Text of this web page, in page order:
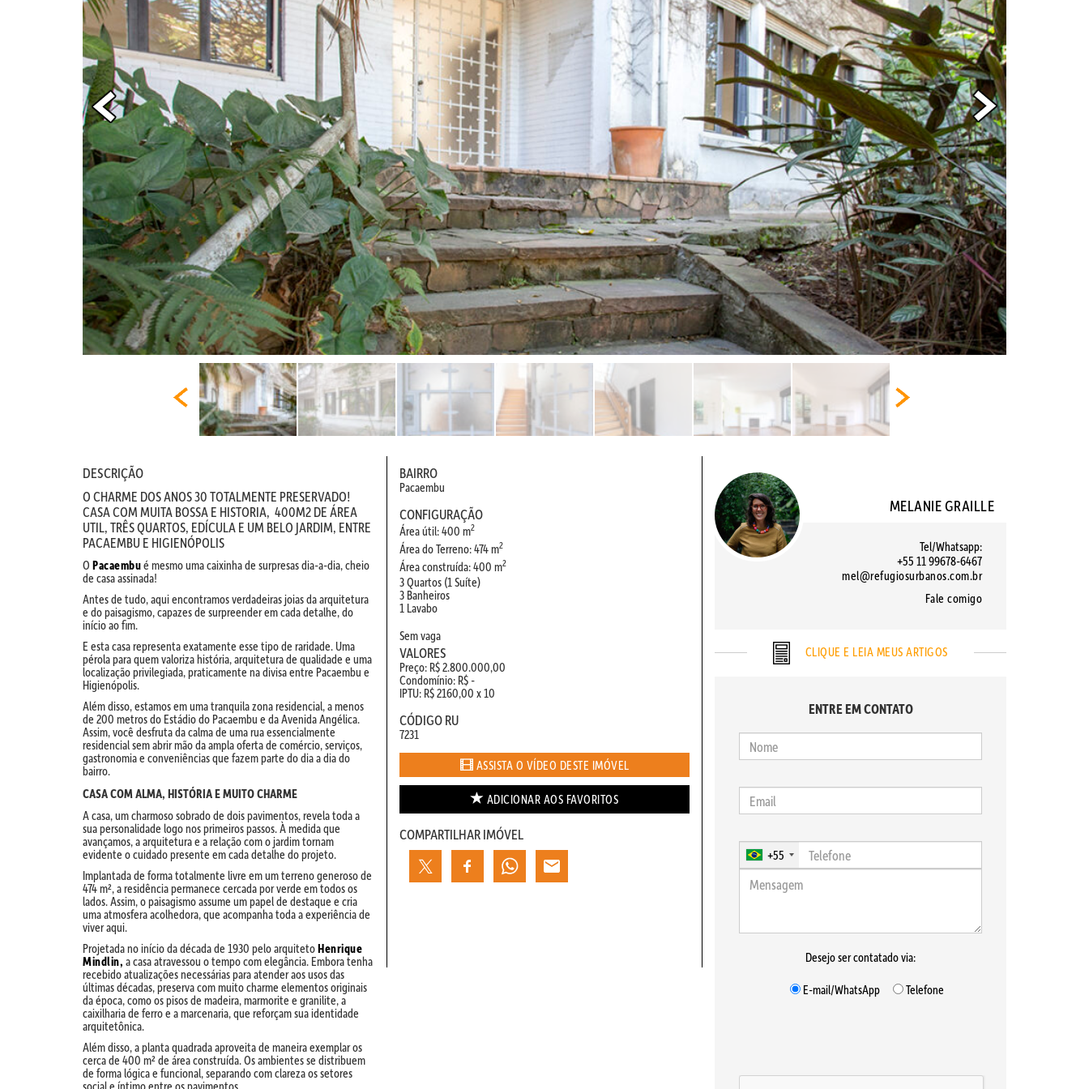
DESCRIÇÃO
O CHARME DOS ANOS 30 TOTALMENTE PRESERVADO!
CASA COM MUITA BOSSA E HISTORIA, 400M2 DE ÁREA
UTIL, TRÊS QUARTOS, EDÍCULA E UM BELO JARDIM, ENTRE
PACAEMBU E HIGIENÓPOLIS
O Pacaembué mesmo uma caixinha de surpresas dia-a-dia, cheio
de casa assinada!
Antes de tudo, aqui encontramos verdadeiras joias da arquitetura
e do paisagismo, capazes de surpreender em cada detalhe, do
início ao fim.
E esta casa representa exatamente esse tipo de raridade. Uma
pérola para quem valoriza história, arquitetura de qualidade e uma
localização privilegiada, praticamente na divisa entre Pacaembu e
Higienópolis.
Além disso, estamos em uma tranquila zona residencial, a menos
de 200 metros do Estádio do Pacaembu e da Avenida Angélica.
Assim, você desfruta da calma de uma rua essencialmente
residencial sem abrir mão da ampla oferta de comércio, serviços,
gastronomia e conveniências que fazem parte do dia a dia do
bairro.
CASA COM ALMA, HISTÓRIA E MUITO CHARME
A casa, um charmoso sobrado de dois pavimentos, revela toda a
sua personalidade logo nos primeiros passos. À medida que
avançamos, a arquitetura e a relação com o jardim tornam
evidente o cuidado presente em cada detalhe do projeto.
Implantada de forma totalmente livre em um terreno generoso de
474 m², a residência permanece cercada por verde em todos os
lados. Assim, o paisagismo assume um papel de destaque e cria
uma atmosfera acolhedora, que acompanha toda a experiência de
viver aqui.
Projetada no início da década de 1930 pelo arquitetoHenrique
Mindlin, a casa atravessou o tempo com elegância. Embora tenha
recebido atualizações necessárias para atender aos usos das
últimas décadas, preserva com muito charme elementos originais
da época, como os pisos de madeira, marmorite e granilite, a
caixilharia de ferro e a marcenaria, que reforçam sua identidade
arquitetônica.
Além disso, a planta quadrada aproveita de maneira exemplar os
cerca de 400 m² de área construída. Os ambientes se distribuem
de forma lógica e funcional, separando com clareza os setores
BAIRRO
Pacaembu
CONFIGURAÇÃO
Área útil: 400 m2
Área do Terreno: 474 m2
Área construída: 400 m2
3 Quartos (1 Suíte)
3 Banheiros
1 Lavabo
Sem vaga
VALORES
Preço: R$ 2.800.000,00
Condomínio: R$ -
IPTU: R$ 2160,00 x 10
CÓDIGO RU
7231
ASSISTA O VÍDEO DESTE IMÓVEL
ADICIONAR AOS FAVORITOS
COMPARTILHAR IMÓVEL
MELANIE GRAILLE
Tel/Whatsapp:
+55 11 99678-6467
mel@refugiosurbanos.com.br
Fale comigo
CLIQUE E LEIA MEUS ARTIGOS
ENTRE EM CONTATO
+55
Desejo ser contatado via:
E-mail/WhatsApp
Telefone